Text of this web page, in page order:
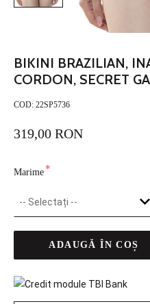
BIKINI BRAZILIAN,
CORDON, SECRET
COD: 22SP5736
319,00 RON
*
Marime
ADAUGĂ ÎN COȘ